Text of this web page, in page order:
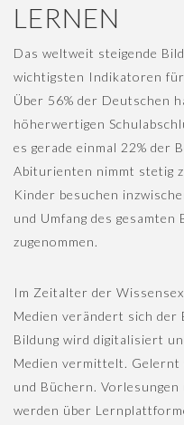
LERNEN
Das weltweit steigende
wichtigsten Indikatoren
Über 56% der Deutschen
höherwertigen
es gerade einmal 22% der
Abiturienten nimmt stetig
Kinder besuchen
und Umfang des
zugenommen.
Im Zeitalter der
Medien verändert sich der
Bildung wird digitalisiert
Medien vermittelt.
und Büchern.
werden über